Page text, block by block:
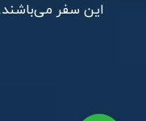
این سفر می‌باشند.